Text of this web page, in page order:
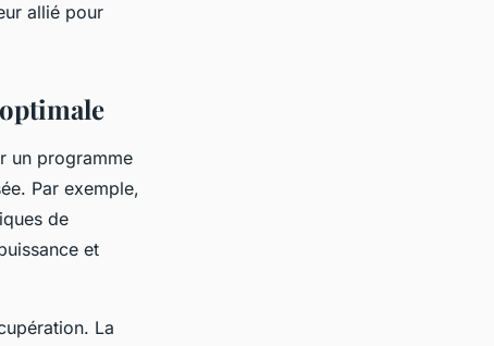
allié pour
un programme
Par exemple,
de
et
La